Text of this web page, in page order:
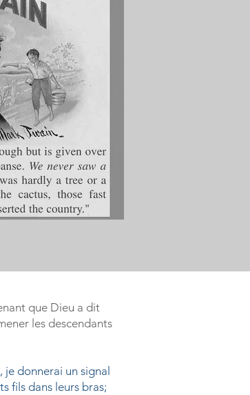
que Dieu a dit
les descendants
je donnerai un signal
fils dans leurs bras;